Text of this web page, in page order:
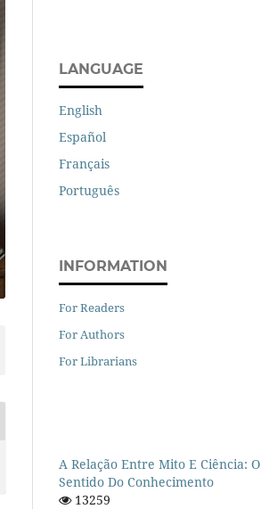
LANGUAGE
English
Español
Français
Português
INFORMATION
For Readers
For Authors
For Librarians
A Relação Entre Mito E Ciência: O
Sentido Do Conhecimento
13259